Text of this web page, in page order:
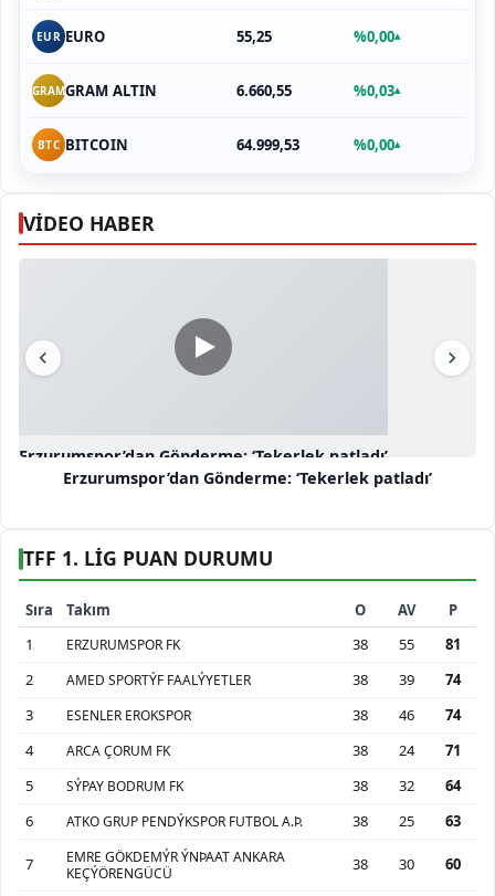
EUR EURO 55,25 %0,00▴
GRAMGRAM ALTIN 6.660,55 %0,03▴
BTC BITCOIN 64.999,53 %0,00▴
VİDEO HABER
Erzurumspor’dan Gönderme: ‘Tekerlek patladı’
Erzurumspor’dan Gönderme: ‘Tekerlek patladı’
TFF 1. LİG PUAN DURUMU
Sıra Takım O AV
P
1
ERZURUMSPOR FK 38 55
81
2
AMED SPORTÝF FAALÝYETLER 38 39
74
3
ESENLER EROKSPOR 38 46
74
4
ARCA ÇORUM FK 38 24
71
5
SÝPAY BODRUM FK 38 32
64
6
ATKO GRUP PENDÝKSPOR FUTBOL A.Þ. 38 25 63
7
EMRE GÖKDEMÝR ÝNÞAAT ANKARA
KEÇÝÖRENGÜCÜ
38 30 60